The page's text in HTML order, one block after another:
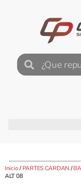
Inicio/PARTES CARDAN /
ALT 08